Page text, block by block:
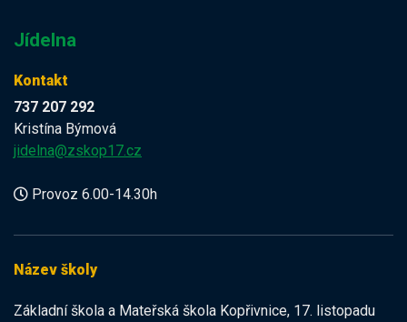
Jídelna
Kontakt
737 207 292
Kristína Býmová
jidelna@zskop17.cz
Provoz 6.00-14.30h
Název školy
Základní škola a Mateřská škola Kopřivnice, 17. listopadu